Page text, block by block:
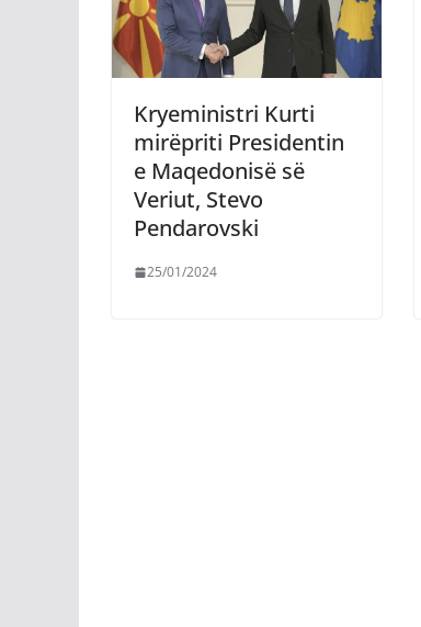
Kryeministri Kurti
mirëpriti Presidentin
e Maqedonisë së
Veriut, Stevo
Pendarovski
25/01/2024